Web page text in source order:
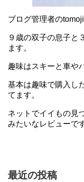
ブログ管理者の
９歳の双子の息子と
ます。
趣味はスキーと車や
基本は趣味で購入し
てます。
ネットでイイもの見
みたいなレビューで
最近の投稿